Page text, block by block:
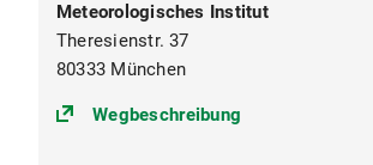
Meteorologisches Institut
Theresienstr. 37
80333 München
Wegbeschreibung